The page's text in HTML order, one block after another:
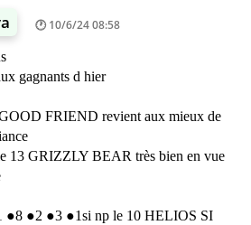
10/6/24 08:58
gagnants d hier
FRIEND revient aux mieux de
13 GRIZZLY BEAR très bien en vue
●8 ●2 ●3 ●1si np le 10 HELIOS SI